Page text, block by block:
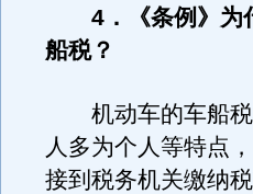
4．《条例》为
船税？
机动车的车船税
人多为个人等特点
接到税务机关缴纳